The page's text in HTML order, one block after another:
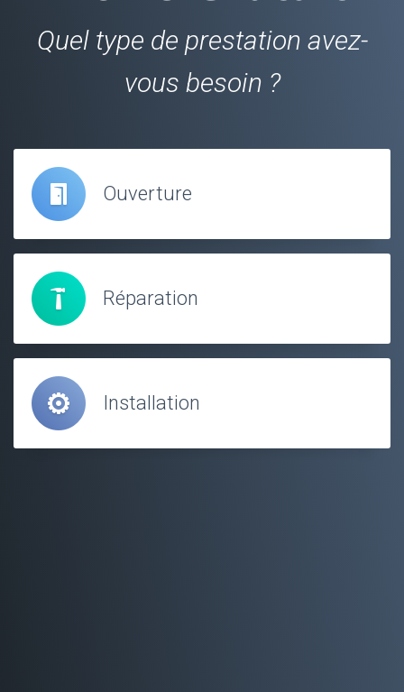
Quel type de prestation avez-
vous besoin ?
Ouverture
Réparation
Installation